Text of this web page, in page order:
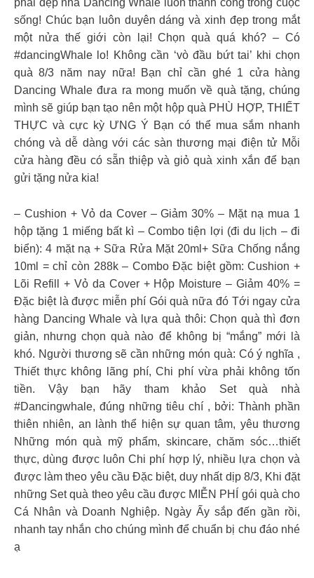
phái đẹp nhà Dancing Whale luôn thành công trong cuộc
sống! Chúc bạn luôn duyên dáng và xinh đẹp trong mắt
một nửa thế giới còn lại! Chọn quà quá khó? – Có
#dancingWhale lo! Không cần ‘vò đầu bứt tai’ khi chọn
quà 8/3 năm nay nữa! Bạn chỉ cần ghé 1 cửa hàng
Dancing Whale đưa ra mong muốn về quà tặng, chúng
mình sẽ giúp bạn tạo nên một hộp quà PHÙ HỢP, THIẾT
THỰC và cực kỳ ƯNG Ý Bạn có thể mua sắm nhanh
chóng và dễ dàng với các sàn thương mại điện tử Mỗi
cửa hàng đều có sẵn thiệp và giỏ quà xinh xắn để bạn
gửi tặng nửa kia!
– Cushion + Vỏ da Cover – Giảm 30% – Mặt nạ mua 1
hộp tặng 1 miếng bất kì – Combo tiện lợi (đi du lịch – đi
biển): 4 mặt nạ + Sữa Rửa Mặt 20ml+ Sữa Chống nắng
10ml = chỉ còn 288k – Combo Đặc biệt gồm: Cushion +
Lõi Refill + Vỏ da Cover + Hộp Moisture – Giảm 40% =
Đặc biệt là được miễn phí Gói quà nữa đó Tới ngay cửa
hàng Dancing Whale và lựa quà thôi: Chọn quà thì đơn
giản, nhưng chọn quà nào để không bị “mắng” mới là
khó. Người thương sẽ cần những món quà: Có ý nghĩa ,
Thiết thực không lãng phí, Chi phí vừa phải không tốn
tiền. Vậy bạn hãy tham khảo Set quà nhà
#Dancingwhale, đúng những tiêu chí , bởi: Thành phần
thiên nhiên, an lành thể hiện sự quan tâm, yêu thương
Những món quà mỹ phẩm, skincare, chăm sóc…thiết
thực, dùng được luôn Chi phí hợp lý, nhiều lựa chọn và
được làm theo yêu cầu Đặc biệt, duy nhất dịp 8/3, Khi đặt
những Set quà theo yêu cầu được MIỄN PHÍ gói quà cho
Cá Nhân và Doanh Nghiệp. Ngày Ấy sắp đến gần rồi,
nhanh tay nhắn cho chúng mình để chuẩn bị chu đáo nhé
ạ